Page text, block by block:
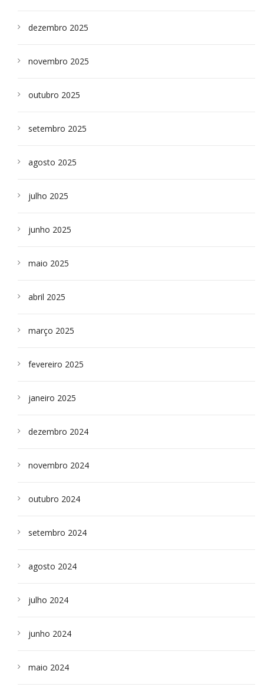
dezembro 2025
novembro 2025
outubro 2025
setembro 2025
agosto 2025
julho 2025
junho 2025
maio 2025
abril 2025
março 2025
fevereiro 2025
janeiro 2025
dezembro 2024
novembro 2024
outubro 2024
setembro 2024
agosto 2024
julho 2024
junho 2024
maio 2024